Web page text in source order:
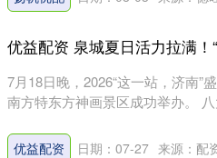
优益配资 泉城夏日活力拉满
7月18日晚，2026“这一站，济南”
南方特东方神画景区成功举办。
优益配资 日期：07-27 来源：配
14311.01